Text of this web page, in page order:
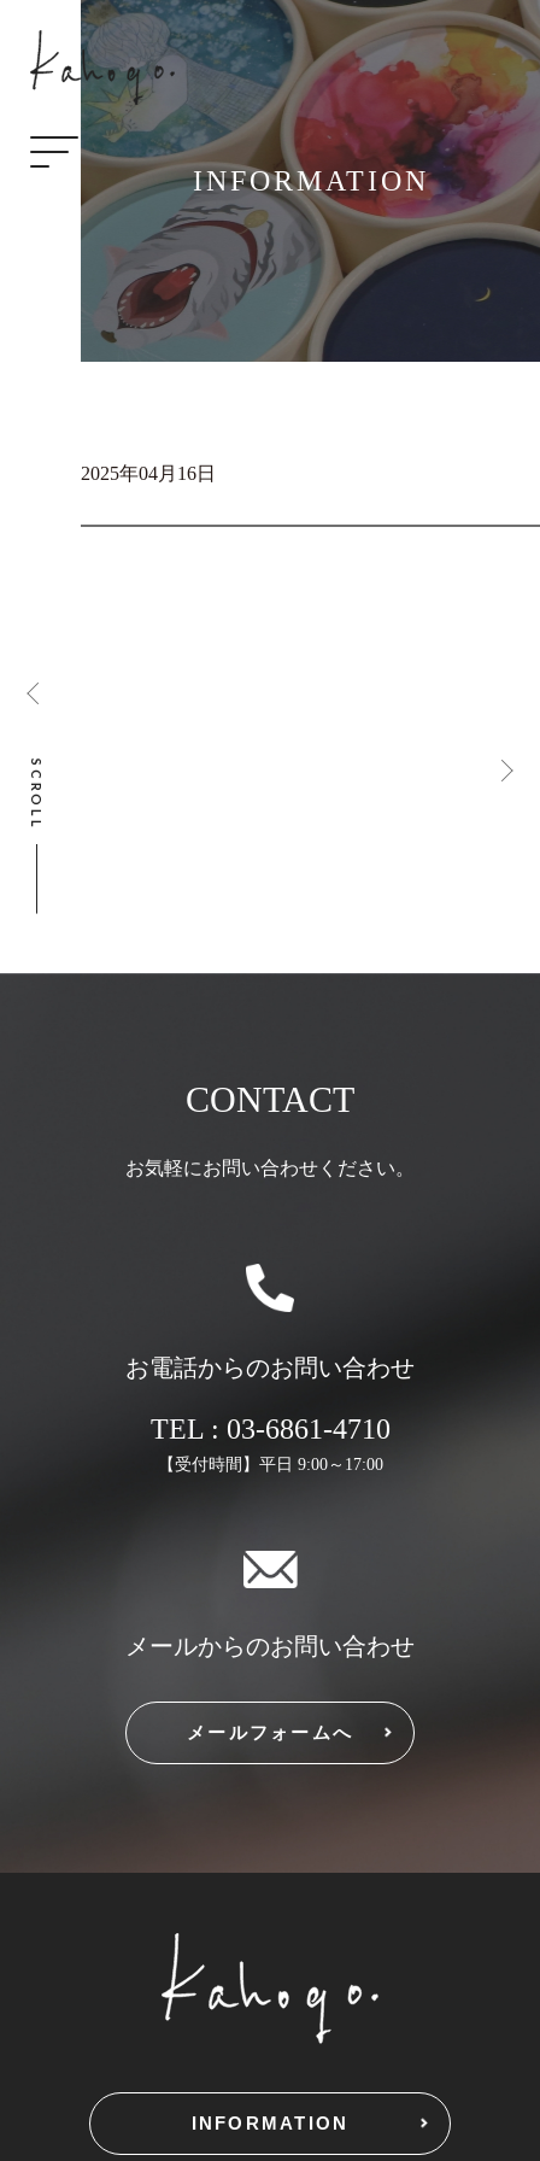
INFORMATION
SCROLL
2025年04月16日
CONTACT
お気軽にお問い合わせください。
お電話からのお問い合わせ
TEL : 03-6861-4710
【受付時間】平日 9:00～17:00
メールからのお問い合わせ
メールフォームへ
INFORMATION